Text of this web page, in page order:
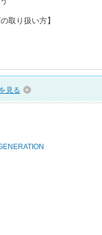
取り扱い方】
見る